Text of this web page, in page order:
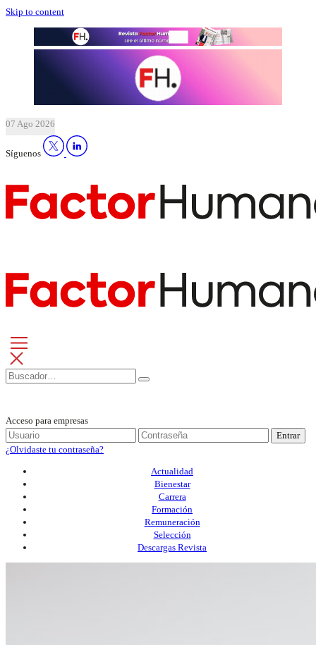
Skip to content
07 Ago 2026
Síguenos
Acceso para empresas
Entrar
¿Olvidaste tu contraseña?
Actualidad
Bienestar
Carrera
Formación
Remuneración
Selección
Descargas Revista